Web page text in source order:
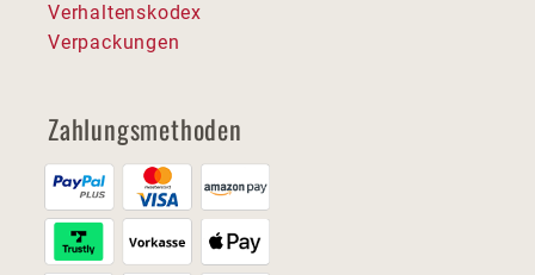
Verhaltenskodex
Verpackungen
Zahlungsmethoden